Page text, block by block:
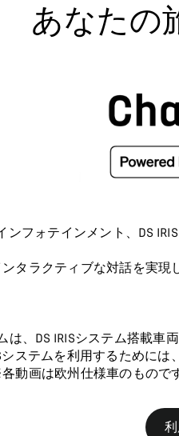
あなたの
フォテインメント、DS
タラクティブな対話を実
は、DS IRISシステム搭載
ステムを利用するために
動画は欧州仕様車のもので